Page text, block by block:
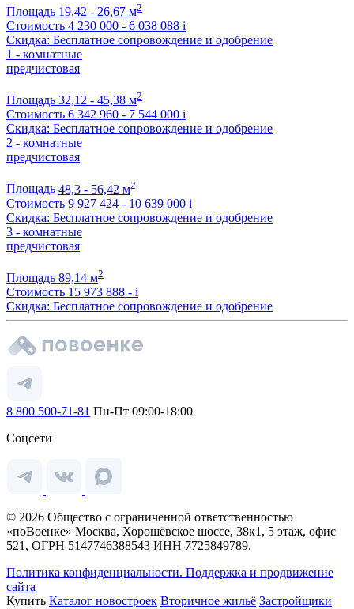
Площадь 19,42 - 26,67 м2
Стоимость 4 230 000 - 6 038 088 i
Скидка: Бесплатное сопровождение и одобрение
1 - комнатные
предчистовая
Площадь 32,12 - 45,38 м2
Стоимость 6 342 960 - 7 544 000 i
Скидка: Бесплатное сопровождение и одобрение
2 - комнатные
предчистовая
Площадь 48,3 - 56,42 м2
Стоимость 9 927 424 - 10 639 000 i
Скидка: Бесплатное сопровождение и одобрение
3 - комнатные
предчистовая
Площадь 89,14 м2
Стоимость 15 973 888 - i
Скидка: Бесплатное сопровождение и одобрение
8 800 500-71-81 Пн-Пт 09:00-18:00
Соцсети
© 2026 Общество с ограниченной ответственностью
«поВоенке» Москва, Хорошёвское шоссе, 38к1, 5 этаж, офис
521, ОГРН 5147746388543 ИНН 7725849789.
Политика конфиденциальности. Поддержка и продвижение
сайта
Купить Каталог новостроек Вторичное жильё Застройщики